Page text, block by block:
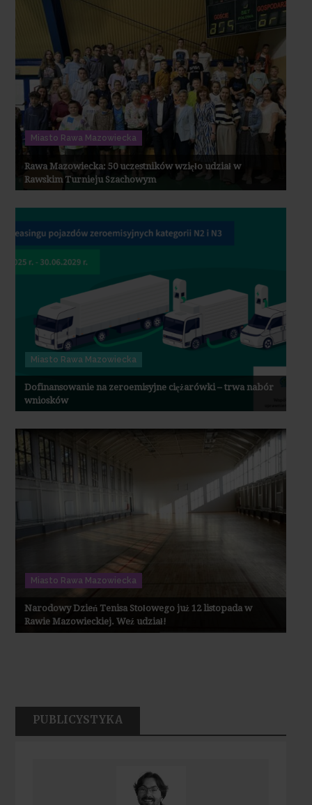
Miasto Rawa Mazowiecka
Rawa Mazowiecka: 50 uczestników wzięło udział w
Rawskim Turnieju Szachowym
Miasto Rawa Mazowiecka
Dofinansowanie na zeroemisyjne ciężarówki – trwa nabór
wniosków
Miasto Rawa Mazowiecka
Narodowy Dzień Tenisa Stołowego już 12 listopada w
Rawie Mazowieckiej. Weź udział!
PUBLICYSTYKA